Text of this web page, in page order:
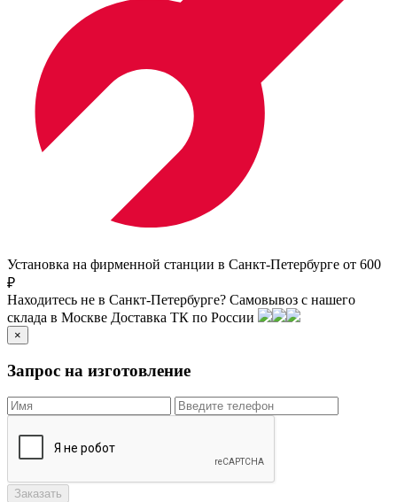
Установка на фирменной станции в Санкт-Петербурге от 600
₽
Находитесь не в Санкт-Петербурге? Самовывоз с нашего
склада в Москве Доставка ТК по России
×
Запрос на изготовление
Заказать